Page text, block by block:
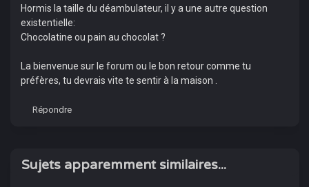
Hormis la taille du déambulateur, il y a une autre question
existentielle:
Chocolatine ou pain au chocolat ?
La bienvenue sur le forum ou le bon retour comme tu
préfères, tu devrais vite te sentir à la maison .
Répondre
Sujets apparemment similaires...